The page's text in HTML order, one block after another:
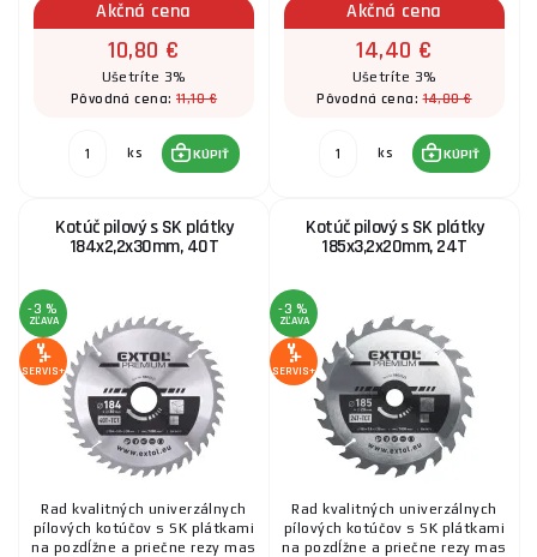
Akčná cena
10,80 €
Ušetríte 3%
Pôvodná cena:11,10 €
ks KÚPIŤ
Akčná cena
14,40 €
Ušetríte 3%
Pôvodná cena:14,80 €
ks KÚPIŤ
Kotúč pilový s SK plátky
184x2,2x30mm, 40T
-3 %
ZĽAVA
SERVIS+
Rad kvalitných univerzálnych
pílových kotúčov s SK plátkami
na pozdĺžne a priečne rezy mas
Kotúč pilový s SK plátky
185x3,2x20mm, 24T
-3 %
ZĽAVA
SERVIS+
Rad kvalitných univerzálnych
pílových kotúčov s SK plátkami
na pozdĺžne a priečne rezy mas